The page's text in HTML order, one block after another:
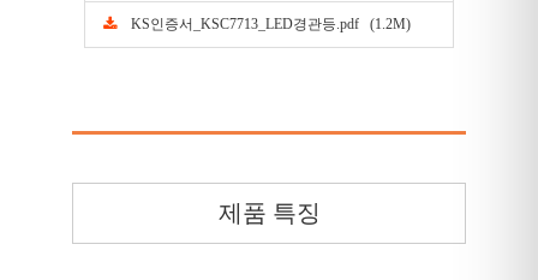
KS인증서_KSC7713_LED경관등.pdf (1.2M)
제품 특징